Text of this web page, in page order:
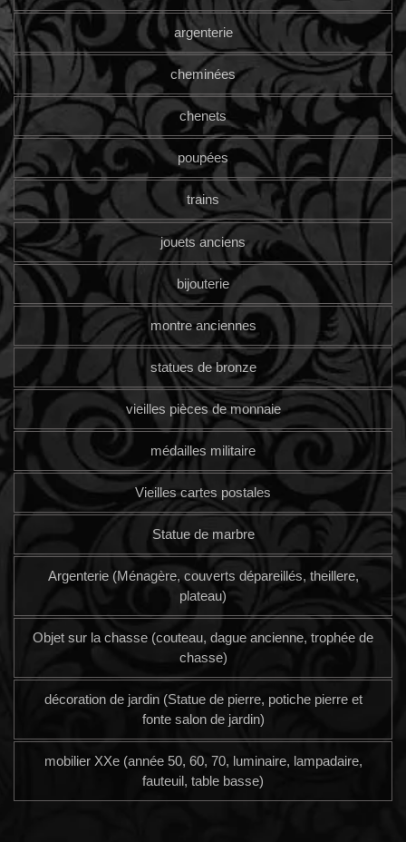
argenterie
cheminées
chenets
poupées
trains
jouets anciens
bijouterie
montre anciennes
statues de bronze
vieilles pièces de monnaie
médailles militaire
Vieilles cartes postales
Statue de marbre
Argenterie (Ménagère, couverts dépareillés, theillere,
plateau)
Objet sur la chasse (couteau, dague ancienne, trophée de
chasse)
décoration de jardin (Statue de pierre, potiche pierre et
fonte salon de jardin)
mobilier XXe (année 50, 60, 70, luminaire, lampadaire,
fauteuil, table basse)